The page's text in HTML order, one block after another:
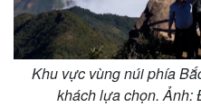
Khu vực vùng núi phía
khách lựa chọn. Ảnh: